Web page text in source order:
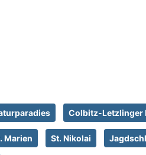
Colbitz-Letzlinger
Marien St. Nikolai